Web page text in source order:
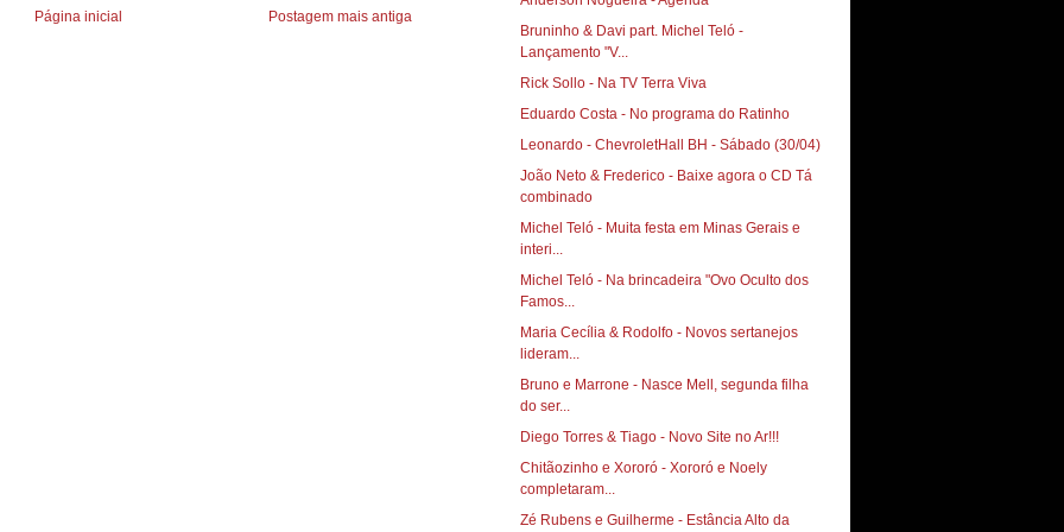
Postagem mais antiga
Página inicial
Bruninho & Davi part. Michel Teló‏ -
Lançamento "V...
Rick Sollo - Na TV Terra Viva
Eduardo Costa - No programa do Ratinho
Leonardo - ChevroletHall BH - Sábado (30/04)‏
João Neto & Frederico - Baixe agora o CD Tá
combinado
Michel Teló - Muita festa em Minas Gerais e
interi...
Michel Teló - Na brincadeira "Ovo Oculto dos
Famos...
Maria Cecília & Rodolfo - Novos sertanejos
lideram...
Bruno e Marrone - Nasce Mell, segunda filha
do ser...
Diego Torres & Tiago‏ - Novo Site no Ar!!!
Chitãozinho e Xororó - Xororó e Noely
completaram...
Zé Rubens e Guilherme - Estância Alto da